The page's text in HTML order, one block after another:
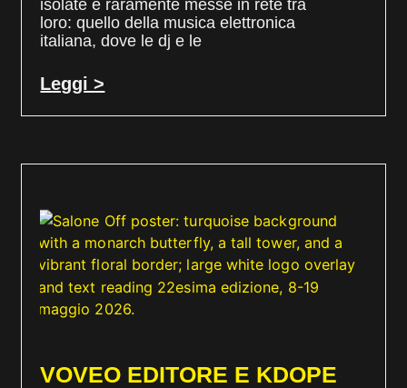
isolate e raramente messe in rete tra
loro: quello della musica elettronica
italiana, dove le dj e le
Leggi >
VOVEO EDITORE E KDOPE